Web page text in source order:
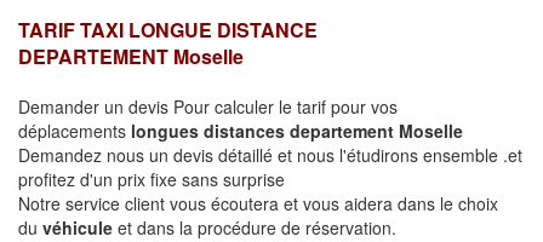
TARIF TAXI LONGUE DISTANCE
DEPARTEMENT Moselle
Demander un devis Pour calculer le tarif pour vos
déplacements longues distances departement Moselle
Demandez nous un devis détaillé et nous l'étudirons ensemble .et
profitez d'un prix fixe sans surprise
Notre service client vous écoutera et vous aidera dans le choix
du véhicule et dans la procédure de réservation.